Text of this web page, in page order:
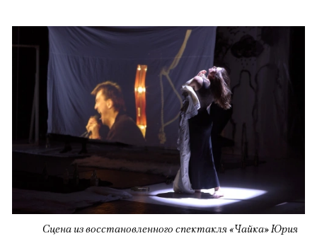
Сцена из восстановленного спектакля «Чайка» Юрия